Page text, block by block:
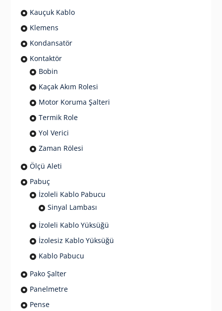
Kauçuk Kablo
Klemens
Kondansatör
Kontaktör
Bobin
Kaçak Akım Rolesi
Motor Koruma Şalteri
Termik Role
Yol Verici
Zaman Rölesi
Ölçü Aleti
Pabuç
İzoleli Kablo Pabucu
Sinyal Lambası
İzoleli Kablo Yüksüğü
İzolesiz Kablo Yüksüğü
Kablo Pabucu
Pako Şalter
Panelmetre
Pense